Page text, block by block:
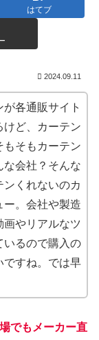
はてブ
2024.09.11
各通販サイト
けど、カーテン
もそもカーテン
な会社？そんな
くれないのカ
ー。会社や製造
画やリアルなツ
いるので購入の
ですね。では早
でもメーカー直